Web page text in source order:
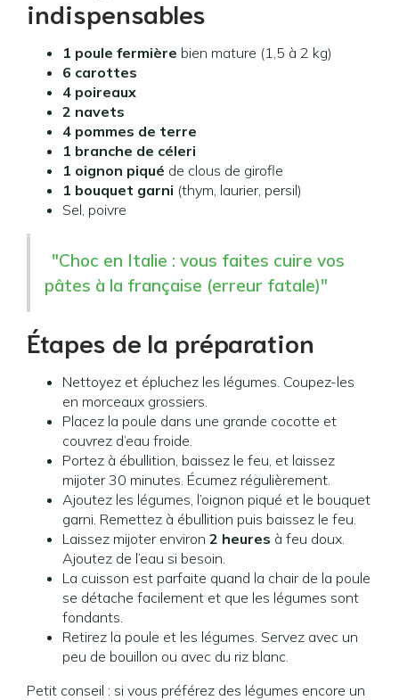
indispensables
1 poule fermière bien mature (1,5 à 2 kg)
6 carottes
4 poireaux
2 navets
4 pommes de terre
1 branche de céleri
1 oignon piqué de clous de girofle
1 bouquet garni (thym, laurier, persil)
Sel, poivre
"Choc en Italie : vous faites cuire vos
pâtes à la française (erreur fatale)"
Étapes de la préparation
Nettoyez et épluchez les légumes. Coupez-les
en morceaux grossiers.
Placez la poule dans une grande cocotte et
couvrez d’eau froide.
Portez à ébullition, baissez le feu, et laissez
mijoter 30 minutes. Écumez régulièrement.
Ajoutez les légumes, l’oignon piqué et le bouquet
garni. Remettez à ébullition puis baissez le feu.
Laissez mijoter environ 2 heures à feu doux.
Ajoutez de l’eau si besoin.
La cuisson est parfaite quand la chair de la poule
se détache facilement et que les légumes sont
fondants.
Retirez la poule et les légumes. Servez avec un
peu de bouillon ou avec du riz blanc.
Petit conseil : si vous préférez des légumes encore un